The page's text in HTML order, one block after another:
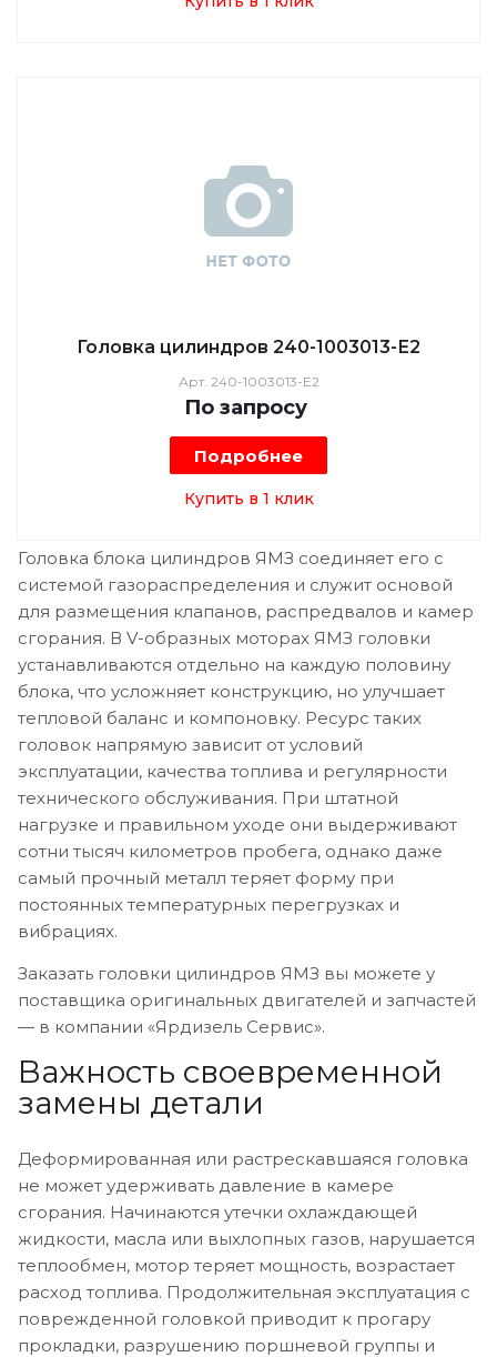
Головка цилиндров 240-1003013-Е2
Арт. 240-1003013-Е2
По запросу
Подробнее
Купить в 1 клик
Головка блока цилиндров ЯМЗ соединяет его с
системой газораспределения и служит основой
для размещения клапанов, распредвалов и камер
сгорания. В V-образных моторах ЯМЗ головки
устанавливаются отдельно на каждую половину
блока, что усложняет конструкцию, но улучшает
тепловой баланс и компоновку. Ресурс таких
головок напрямую зависит от условий
эксплуатации, качества топлива и регулярности
технического обслуживания. При штатной
нагрузке и правильном уходе они выдерживают
сотни тысяч километров пробега, однако даже
самый прочный металл теряет форму при
постоянных температурных перегрузках и
вибрациях.
Заказать головки цилиндров ЯМЗ вы можете у
поставщика оригинальных двигателей и запчастей
— в компании «Ярдизель Сервис».
Важность своевременной
замены детали
Деформированная или растрескавшаяся головка
не может удерживать давление в камере
сгорания. Начинаются утечки охлаждающей
жидкости, масла или выхлопных газов, нарушается
теплообмен, мотор теряет мощность, возрастает
расход топлива. Продолжительная эксплуатация с
поврежденной головкой приводит к прогару
прокладки, разрушению поршневой группы и